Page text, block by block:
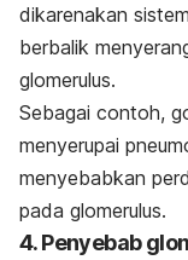
dikarenakan
berbalik
glomerulus.
Sebagai contoh,
menyerupai
menyebabkan
pada glomerulus.
4. Penyebab